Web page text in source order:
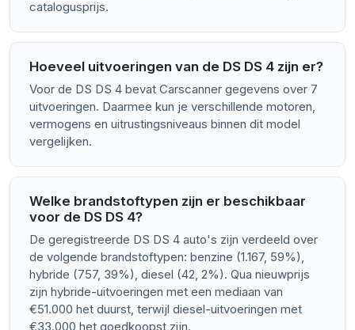
catalogusprijs.
Hoeveel uitvoeringen van de DS DS 4 zijn er?
Voor de DS DS 4 bevat Carscanner gegevens over 7
uitvoeringen. Daarmee kun je verschillende motoren,
vermogens en uitrustingsniveaus binnen dit model
vergelijken.
Welke brandstoftypen zijn er beschikbaar
voor de DS DS 4?
De geregistreerde DS DS 4 auto's zijn verdeeld over
de volgende brandstoftypen: benzine (1.167, 59%),
hybride (757, 39%), diesel (42, 2%). Qua nieuwprijs
zijn hybride-uitvoeringen met een mediaan van
€51.000 het duurst, terwijl diesel-uitvoeringen met
€33.000 het goedkoopst zijn.